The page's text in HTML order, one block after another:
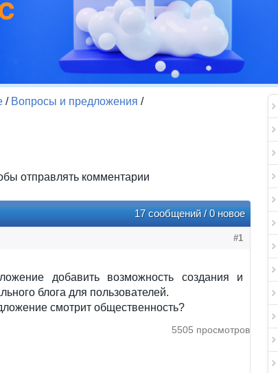
/ Вопросы и предложения /
отправлять комментарии
17 сообщений / 0 новое
#1
добавить возможность создания и
блога для пользователей.
смотрит общественность?
5505 просмотров